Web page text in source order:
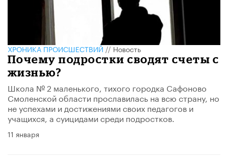
ХРОНИКА ПРОИСШЕСТВИЙ//Новость
Почему подростки сводят счеты с
жизнью?
Школа № 2 маленького, тихого городка Сафоново
Смоленской области прославилась на всю страну, но
не успехами и достижениями своих педагогов и
учащихся, а суицидами среди подростков.
11 января